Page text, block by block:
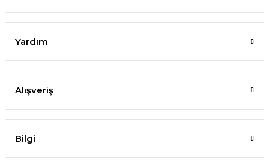
Yardım
Alışveriş
Bilgi